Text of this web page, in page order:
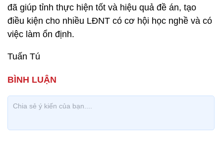
đã giúp tỉnh thực hiện tốt và hiệu quả đề án, tạo
điều kiện cho nhiều LĐNT có cơ hội học nghề và có
việc làm ổn định.
Tuấn Tú